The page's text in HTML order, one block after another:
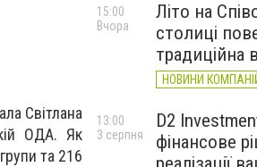
Світлана
ОДА. Як
та 216
Літо на
столиці
традиційна
НОВИНИ
15:00
Вчора
D2
фінансове
13:00
3 серпня